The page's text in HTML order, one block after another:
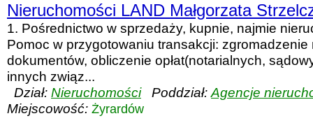
Nieruchomości LAND Małgorzata
1. Pośrednictwo w sprzedaży, kupnie, najmie
Pomoc w przygotowaniu transakcji:
dokumentów, obliczenie opłat(notarialnych,
innych związ...
Dział: NieruchomościPoddział: Agencje
Miejscowość: Żyrardów